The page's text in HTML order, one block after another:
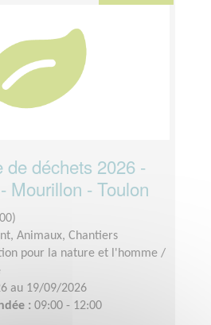
de déchets 2026 -
Mourillon - Toulon
Animaux, Chantiers
pour la nature et l'homme /
au 19/09/2026
: 09:00 - 12:00